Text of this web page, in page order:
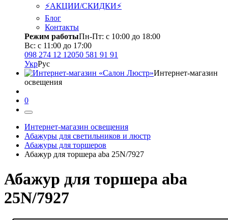
⚡АКЦИИ/СКИДКИ⚡
Блог
Контакты
Режим работыПн-Пт: с 10:00 до 18:00
Вс: с 11:00 до 17:00
098 274 12 12050 581 91 91
УкрРус
Интернет-магазин
освещения
0
Интернет-магазин освещения
Абажуры для светильников и люстр
Абажуры для торшеров
Абажур для торшера aba 25N/7927
Абажур для торшера aba
25N/7927